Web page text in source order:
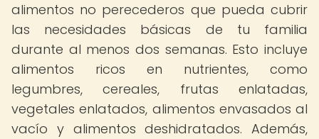
alimentos no perecederos que pueda cubrir
las necesidades básicas de tu familia
durante al menos dos semanas. Esto incluye
alimentos ricos en nutrientes, como
legumbres, cereales, frutas enlatadas,
vegetales enlatados, alimentos envasados al
vacío y alimentos deshidratados. Además,